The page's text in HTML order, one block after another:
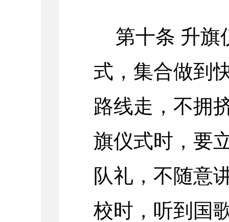
第十条 升旗
式，集合做到
路线走，不拥
旗仪式时，要
队礼，不随意
校时，听到国